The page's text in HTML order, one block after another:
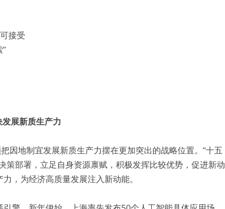
接受
发展新质生产力
因地制宜发展新质生产力摆在更加突出的战略位置。“十五
策部署，立足自身资源禀赋，积极发挥比较优势，促进新动
，为经济高质量发展注入新动能。